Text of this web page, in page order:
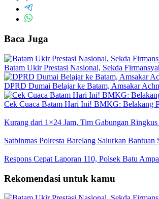
Baca Juga
Batam Ukir Prestasi Nasional, Sekda
DPRD Dumai Belajar ke Batam, Amsakar
Cek Cuaca Batam Hari Ini! BMKG: Belakang
Kurang dari 1×24 Jam, Tim Gabungan
Satbinmas Polresta Barelang Salurkan
Respons Cepat Laporan 110, Polsek Batu
Rekomendasi untuk kamu